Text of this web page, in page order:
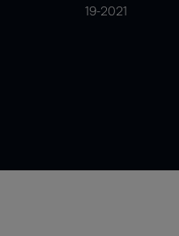
19-2021